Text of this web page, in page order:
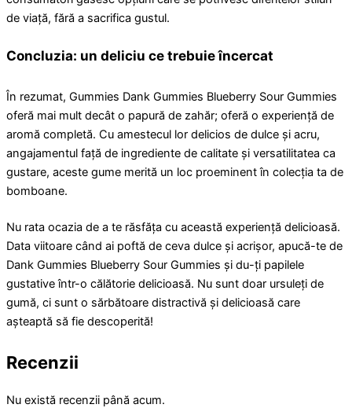
de viață, fără a sacrifica gustul.
Concluzia: un deliciu ce trebuie încercat
În rezumat, Gummies Dank Gummies Blueberry Sour Gummies
oferă mai mult decât o papură de zahăr; oferă o experiență de
aromă completă. Cu amestecul lor delicios de dulce și acru,
angajamentul față de ingrediente de calitate și versatilitatea ca
gustare, aceste gume merită un loc proeminent în colecția ta de
bomboane.
Nu rata ocazia de a te răsfăța cu această experiență delicioasă.
Data viitoare când ai poftă de ceva dulce și acrișor, apucă-te de
Dank Gummies Blueberry Sour Gummies și du-ți papilele
gustative într-o călătorie delicioasă. Nu sunt doar ursuleți de
gumă, ci sunt o sărbătoare distractivă și delicioasă care
așteaptă să fie descoperită!
Recenzii
Nu există recenzii până acum.